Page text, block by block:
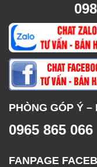
0983
PHÒNG GÓP Ý –
0965 865 066
FANPAGE